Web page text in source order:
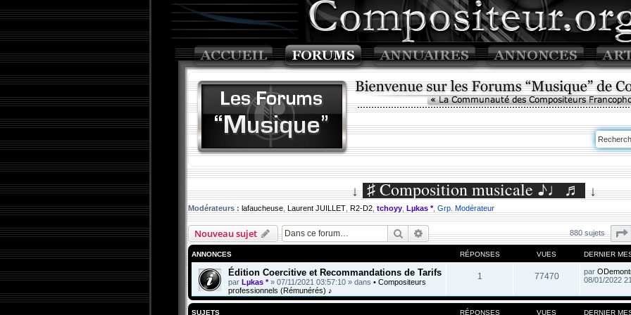
↓ ♯ Composition musicale ♪♩♬ ↓
Modérateurs : lafaucheuse Laurent JUILLET R2-D2 tchoyy Lµkas *, Grp. Modérateur
Nouveau sujet Rechercher
Recherche avancée 880 sujets
ANNONCES RÉPONSES VUES DERNIER
Édition Coercitive et Recommandations de Tarifs
par Lµkas *» 07/11/2021 03:57:10 » dans • Compositeurs
professionnels (Rémunérés) ♪
1 77470 par
08/01/2022
SUJETS RÉPONSES VUES DERNIER